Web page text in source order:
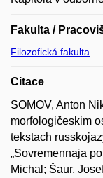
Fakulta /
Filozofická fakulta
Citace
SOMOV, Anton
morfologičeskim
tekstach
„Sovremennaja
Michal; Šaur,